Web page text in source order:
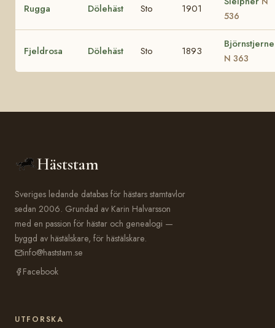
Rugga Dölehäst Sto 1901
536
Fjeldrosa Dölehäst Sto 1893
Björnstjerne
N 363
Häststam
Sveriges ledande databas för hästars stamtavlor
sedan 2006. Grundad av Karin Halvarsson
med en passion för hästar och genealogi —
byggd av hästälskare, för hästälskare.
info@haststam.se
Facebook
UTFORSKA